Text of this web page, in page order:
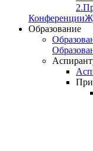
2.
Конференции
Образование